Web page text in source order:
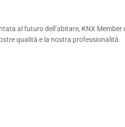
al futuro dell’abitare, KNX Member
qualità e la nostra professionalità.